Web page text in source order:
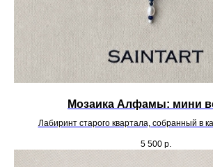
Мозаика Алфамы: мини
Лабиринт старого квартала, собранный в
5 500 р.